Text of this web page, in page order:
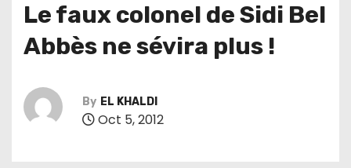
Le faux colonel de Sidi Bel
Abbès ne sévira plus !
By EL KHALDI
Oct 5, 2012